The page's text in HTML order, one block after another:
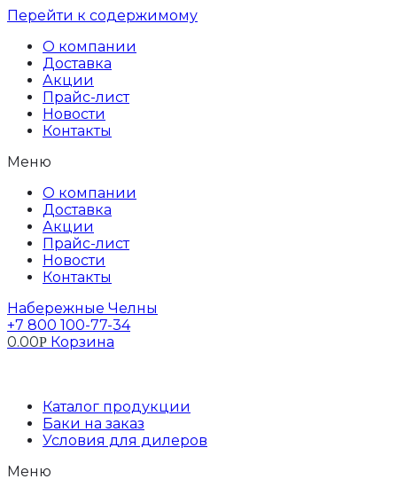
Перейти к содержимому
О компании
Доставка
Акции
Прайс-лист
Новости
Контакты
Меню
О компании
Доставка
Акции
Прайс-лист
Новости
Контакты
Набережные Челны
+7 800 100-77-34
0.00Р Корзина
Каталог продукции
Баки на заказ
Условия для дилеров
Меню